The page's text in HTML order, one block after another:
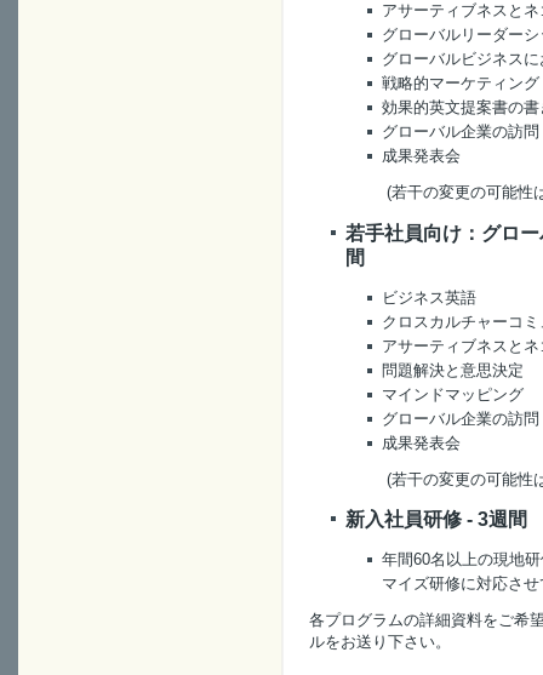
アサーティブネスと
グローバルリーダーシ
グローバルビジネス
戦略的マーケティング
効果的英文提案書の書
グローバル企業の訪問
成果発表会
(若干の変更の可能性
若手社員向け：グロ
間
ビジネス英語
クロスカルチャーコ
アサーティブネスと
問題解決と意思決定
マインドマッピング
グローバル企業の訪問
成果発表会
(若干の変更の可能性
新入社員研修 - 3週間
年間60名以上の現地
マイズ研修に対応さ
各プログラムの詳細資料をご希
ルをお送り下さい。